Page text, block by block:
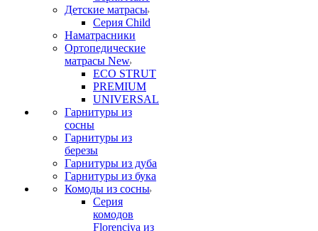
Детские матрасы
Серия Child
Наматрасники
Ортопедические
матрасы New
ECO STRUT
PREMIUM
UNIVERSAL
Гарнитуры из
сосны
Гарнитуры из
березы
Гарнитуры из дуба
Гарнитуры из бука
Комоды из сосны
Серия
комодов
Florenciya из